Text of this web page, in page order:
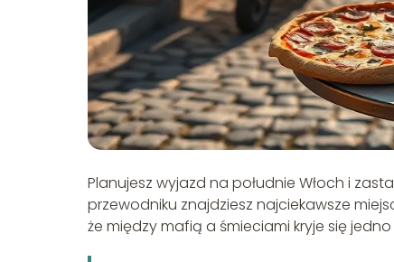
Planujesz wyjazd na południe Włoch i
przewodniku znajdziesz najciekawsze
że między mafią a śmieciami kryje się